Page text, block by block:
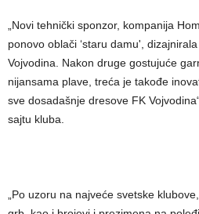
„Novi tehnički sponzor, kompanija
ponovo oblači ‘staru damu',
Vojvodina. Nakon druge gostujuće
nijansama plave, treća je takođe
sve dosadašnje dresove FK
sajtu kluba.
„Po uzoru na najveće svetske